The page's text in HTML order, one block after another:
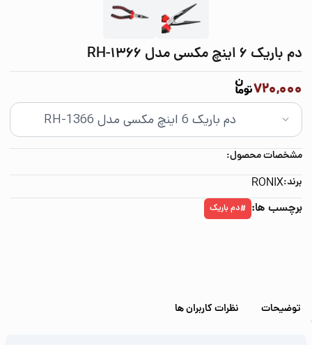
دم باریک 6 اینچ مکسی مدل RH-1366
720,000
مشخصات محصول:
برند:RONIX
برچسب ها: #دم باریک
توضیحات نظرات کاربران ها